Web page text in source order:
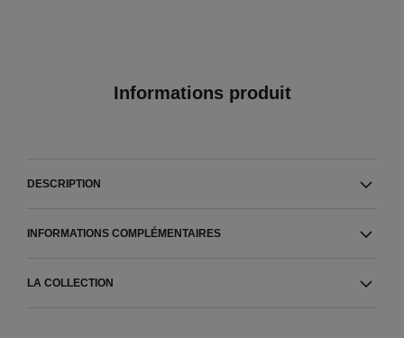
Informations produit
DESCRIPTION
INFORMATIONS COMPLÉMENTAIRES
LA COLLECTION